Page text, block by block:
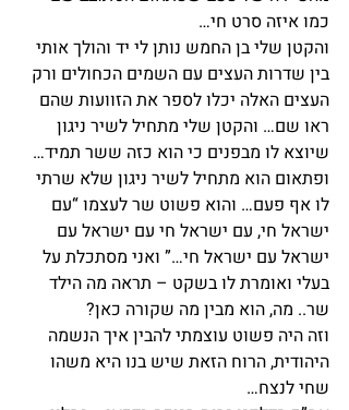
כמו איזה סרט חי…
והקטן שלי בן החמש נותן לי יד והולך אותי
בין שדרות העצים עם השמים הכחולים ורק
העצים האלה יכלו לספר את הזוועות שהם
ראו שם… והקטן שלי מתחיל לשיר ניגון
שיוצא לו מבפנים כי הוא כזה ששר תמיד…
ופתאום הוא מתחיל לשיר ניגון שלא שרתי
לו אף פעם… והוא פשוט שר לעצמו “עם
ישראל חי, עם ישראל חי עם ישראל עם
ישראל עם ישראל חי…” ואני מסתכלת על
בעלי ואומרת לו בשקט – תראה מה הילד
שר.. מה, הוא מבין מה שקורה כאן?
וזה היה פשוט עוצמתי להבין איך הנשמה
היהודית, הרוח הזאת שיש בנו היא משהו
שחי לנצח…